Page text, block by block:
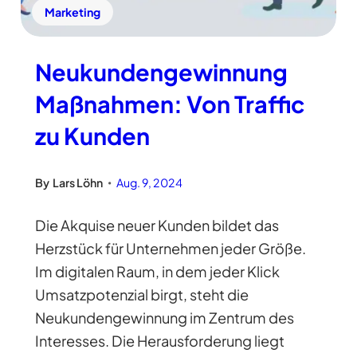
Marketing
Neukundengewinnung
Maßnahmen: Von Traffic
zu Kunden
By Lars Löhn • Aug. 9, 2024
Die Akquise neuer Kunden bildet das
Herzstück für Unternehmen jeder Größe.
Im digitalen Raum, in dem jeder Klick
Umsatzpotenzial birgt, steht die
Neukundengewinnung im Zentrum des
Interesses. Die Herausforderung liegt